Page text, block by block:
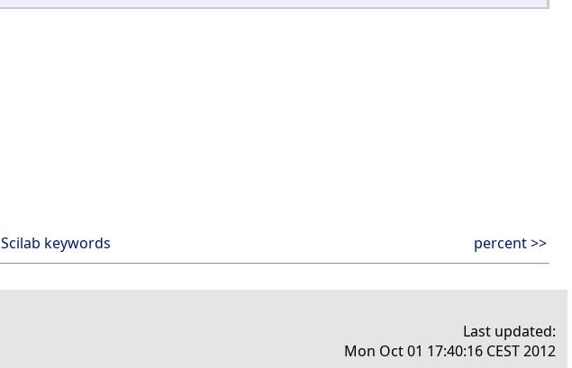
Scilab keywords percent >>
Last updated:
Mon Oct 01 17:40:16 CEST 2012